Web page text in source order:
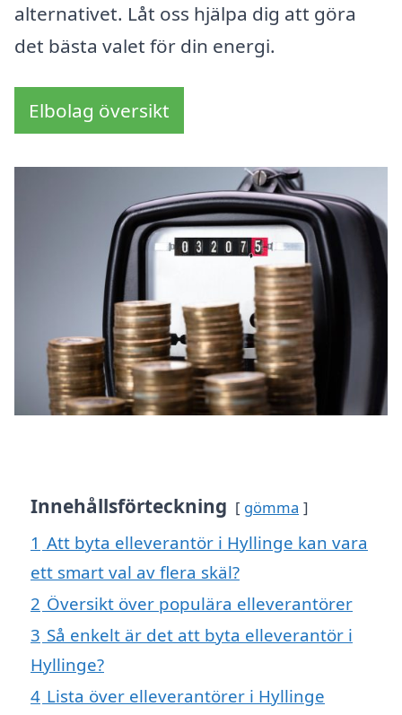
alternativet. Låt oss hjälpa dig att göra
det bästa valet för din energi.
Elbolag översikt
Innehållsförteckning gömma
1 Att byta elleverantör i Hyllinge kan vara
ett smart val av flera skäl?
2 Översikt över populära elleverantörer
3 Så enkelt är det att byta elleverantör i
Hyllinge?
4 Lista över elleverantörer i Hyllinge